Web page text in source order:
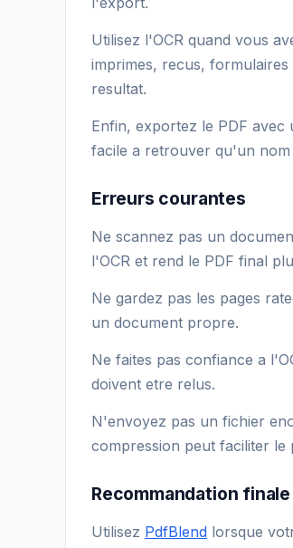
Utilisez l'OCR quand vous
imprimes, recus,
resultat.
Enfin, exportez le PDF avec
facile a retrouver qu'un nom
Erreurs courantes
Ne scannez pas un
l'OCR et rend le PDF final
Ne gardez pas les pages
un document propre.
Ne faites pas confiance a
doivent etre relus.
N'envoyez pas un fichier
compression peut faciliter le
Recommandation finale
Utilisez PdfBlend lorsque